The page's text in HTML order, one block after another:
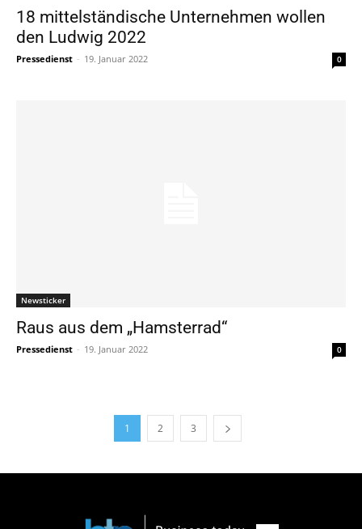
18 mittelständische Unternehmen wollen
den Ludwig 2022
Pressedienst - 19. Januar 2022 0
Newsticker
Raus aus dem „Hamsterrad“
Pressedienst - 19. Januar 2022 0
1 2 3